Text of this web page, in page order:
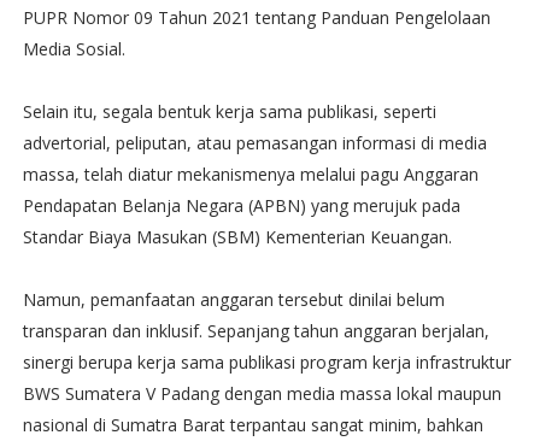
PUPR Nomor 09 Tahun 2021 tentang Panduan Pengelolaan
Media Sosial.
Selain itu, segala bentuk kerja sama publikasi, seperti
advertorial, peliputan, atau pemasangan informasi di media
massa, telah diatur mekanismenya melalui pagu Anggaran
Pendapatan Belanja Negara (APBN) yang merujuk pada
Standar Biaya Masukan (SBM) Kementerian Keuangan.
Namun, pemanfaatan anggaran tersebut dinilai belum
transparan dan inklusif. Sepanjang tahun anggaran berjalan,
sinergi berupa kerja sama publikasi program kerja infrastruktur
BWS Sumatera V Padang dengan media massa lokal maupun
nasional di Sumatra Barat terpantau sangat minim, bahkan